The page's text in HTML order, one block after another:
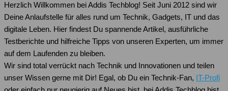
Herzlich Willkommen bei Addis Techblog! Seit Juni 2012 sind wir
Deine Anlaufstelle für alles rund um Technik, Gadgets, IT und das
digitale Leben. Hier findest Du spannende Artikel, ausführliche
Testberichte und hilfreiche Tipps von unseren Experten, um immer
auf dem Laufenden zu bleiben.
Wir sind total verrückt nach Technik und Innovationen und teilen
unser Wissen gerne mit Dir! Egal, ob Du ein Technik-Fan, IT-Profi